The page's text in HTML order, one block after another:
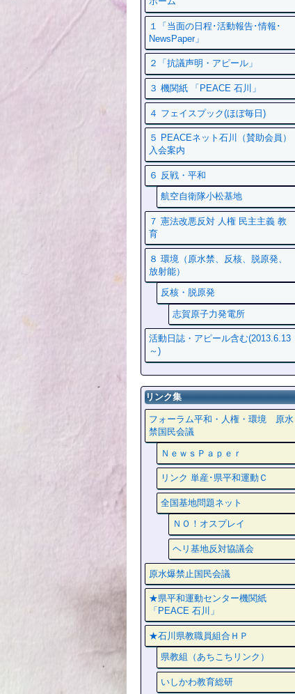
１「当面の日程･活動報告･情報･
NewsPaper」
２「抗議声明・アピール」
３ 機関紙 「PEACE 石川」
４ フェイスプック(ほぼ毎日)
５ PEACEネット石川（賛助会員）
入会案内
６ 反戦・平和
航空自衛隊小松基地
７ 憲法改悪反対 人権 民主主義 教
育
８ 環境（原水禁、反核、脱原発、
放射能）
反核・脱原発
志賀原子力発電所
活動日誌・アピール含む(2013.6.13
～)
リンク集
フォーラム平和・人権・環境 原水
禁国民会議
ＮｅｗｓＰａｐｅｒ
リンク 単産･県平和運動Ｃ
全国基地問題ネット
ＮＯ！オスプレイ
ヘリ基地反対協議会
原水爆禁止国民会議
★県平和運動センター機関紙
「PEACE 石川」
★石川県教職員組合ＨＰ
県教組（あちこちリンク）
いしかわ教育総研